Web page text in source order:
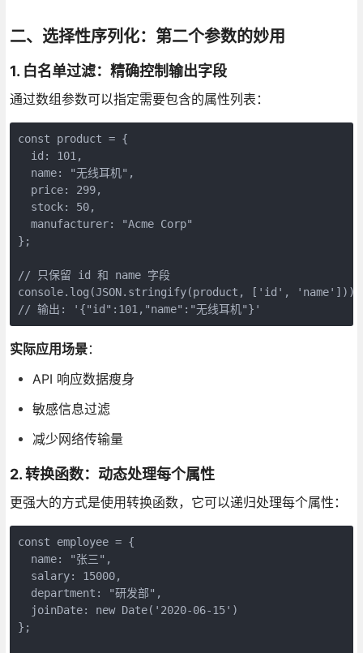
二、选择性序列化：第二个参数的妙用
1. 白名单过滤：精确控制输出字段
通过数组参数可以指定需要包含的属性列表：
const product = {
  id: 101,
  name: "无线耳机",
  price: 299,
  stock: 50,
  manufacturer: "Acme Corp"
};
// 只保留 id 和 name 字段
console.log(JSON.stringify(product, ['id',
// 输出: '{"id":101,"name":"无线耳机"}'
实际应用场景：
API 响应数据瘦身
敏感信息过滤
减少网络传输量
2. 转换函数：动态处理每个属性
更强大的方式是使用转换函数，它可以递归处理每个属性：
const employee = {
  name: "张三",
  salary: 15000,
  department: "研发部",
  joinDate: new Date('2020-06-15')
};